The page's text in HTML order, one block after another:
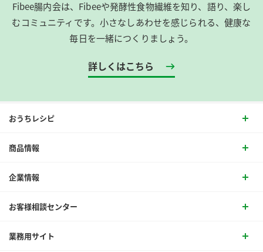
Fibee腸内会は、​Fibeeや発酵性食物繊維を知り、語り、楽し
むコミュニティです。​小さなしあわせを感じられる、健康な
毎日を一緒につくりましょう。
詳しくはこちら
おうちレシピ
商品情報
企業情報
お客様相談センター
業務用サイト